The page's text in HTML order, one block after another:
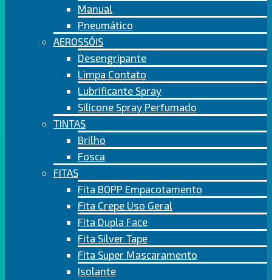
Manual
Pneumático
AEROSSÓIS
Desengripante
Limpa Contato
Lubrificante Spray
Silicone Spray Perfumado
TINTAS
Brilho
Fosca
FITAS
Fita BOPP Empacotamento
Fita Crepe Uso Geral
Fita Dupla Face
Fita Silver Tape
Fita Super Mascaramento
Isolante